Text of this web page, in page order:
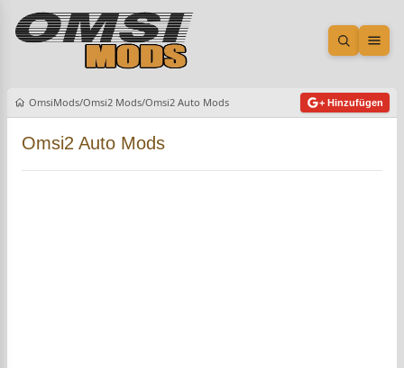
Suche
OmsiMods Omsi2 Mods Omsi2 Auto Mods + Hinzufügen
Omsi2 Auto Mods